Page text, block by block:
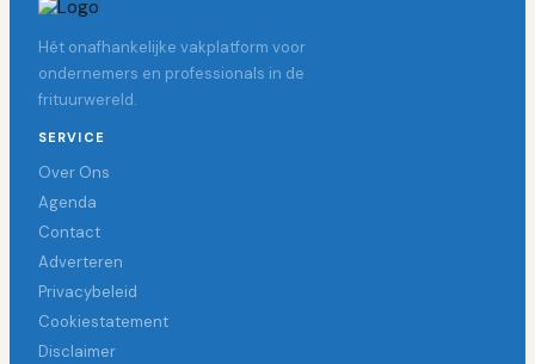
Hét onafhankelijke vakplatform voor
ondernemers en professionals in de
frituurwereld.
SERVICE
Over Ons
Agenda
Contact
Adverteren
Privacybeleid
Cookiestatement
Disclaimer